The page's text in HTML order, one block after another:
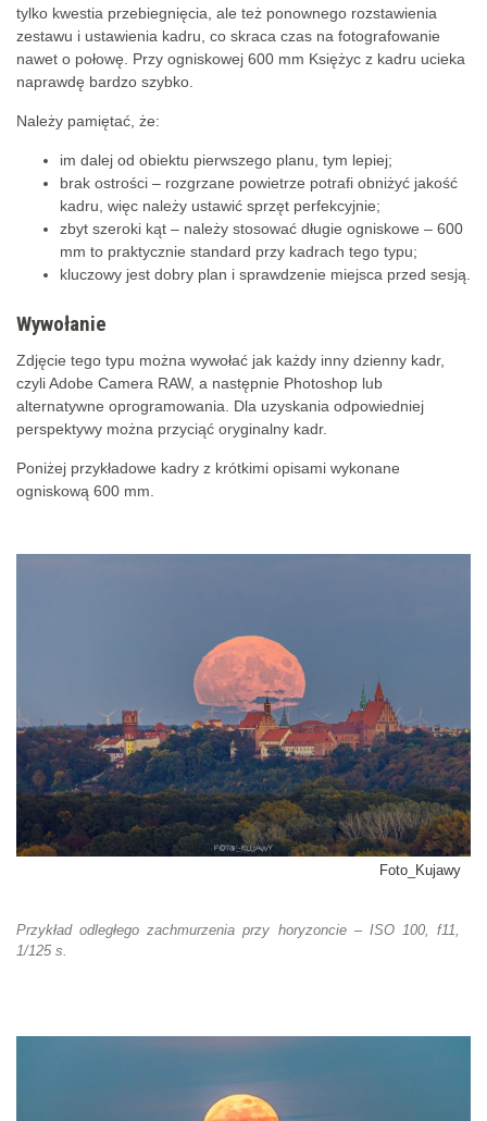
tylko kwestia przebiegnięcia, ale też ponownego rozstawienia
zestawu i ustawienia kadru, co skraca czas na fotografowanie
nawet o połowę. Przy ogniskowej 600 mm Księżyc z kadru ucieka
naprawdę bardzo szybko.
Należy pamiętać, że:
im dalej od obiektu pierwszego planu, tym lepiej;
brak ostrości – rozgrzane powietrze potrafi obniżyć jakość
kadru, więc należy ustawić sprzęt perfekcyjnie;
zbyt szeroki kąt – należy stosować długie ogniskowe – 600
mm to praktycznie standard przy kadrach tego typu;
kluczowy jest dobry plan i sprawdzenie miejsca przed sesją.
Wywołanie
Zdjęcie tego typu można wywołać jak każdy inny dzienny kadr,
czyli Adobe Camera RAW, a następnie Photoshop lub
alternatywne oprogramowania. Dla uzyskania odpowiedniej
perspektywy można przyciąć oryginalny kadr.
Poniżej przykładowe kadry z krótkimi opisami wykonane
ogniskową 600 mm.
Foto_Kujawy
Przykład odległego zachmurzenia przy horyzoncie – ISO 100, f11,
1/125 s.